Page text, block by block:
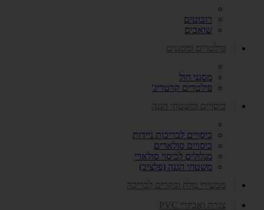
רובוטים
שואבים
פילטרים ומסננים
מסנני חול
פילטרים קרטריג'
כיסויים ומשטחי הגנה
כיסויים לבריכות ניידות
כיסויים סולארים
מגלולים לכיסוי סולארי
משטחי הגנה (פלציב)
מכשירי מלח ובקרים לבריכה
צנרת ואביזרי PVC